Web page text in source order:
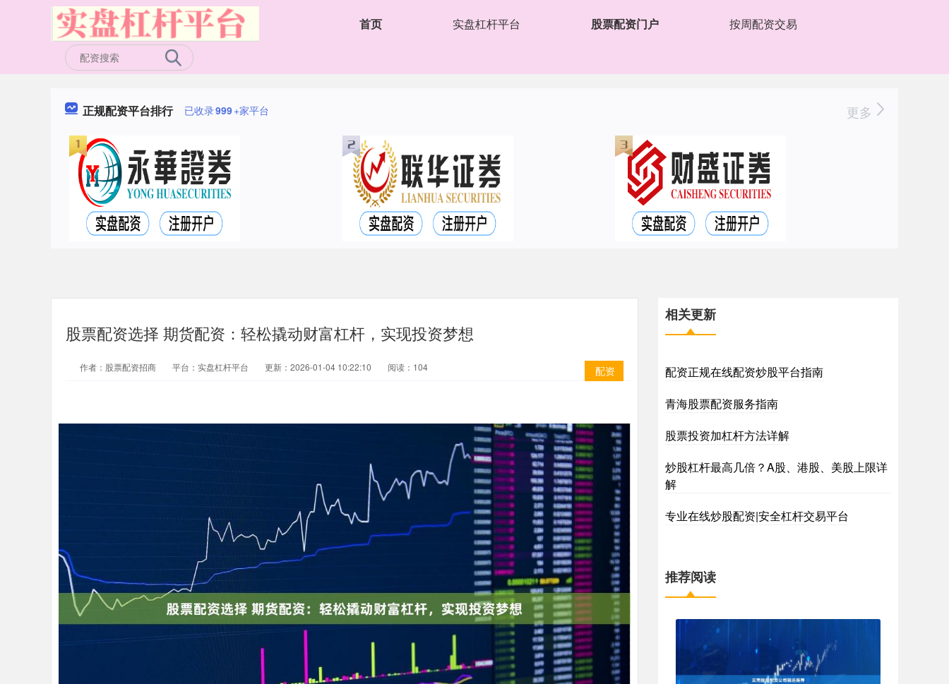
首页 实盘杠杆平台 股票配资门户 按周配资交易
正规配资平台排行 已收录999+家平台 更多
股票配资选择 期货配资：轻松撬动财富杠杆，实现投资梦想
配资
作者：股票配资招商 平台：实盘杠杆平台 更新：2026-01-04 10:22:10 阅读：104
相关更新
配资正规在线配资炒股平台指南
青海股票配资服务指南
股票投资加杠杆方法详解
炒股杠杆最高几倍？A股、港股、美股上限详
解
专业在线炒股配资|安全杠杆交易平台
推荐阅读